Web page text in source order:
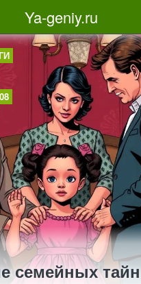
Ya-geniy.ru
семейных тайн